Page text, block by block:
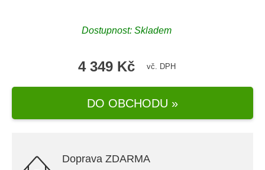
Dostupnost: Skladem
4 349 Kč vč. DPH
DO OBCHODU »
Doprava ZDARMA